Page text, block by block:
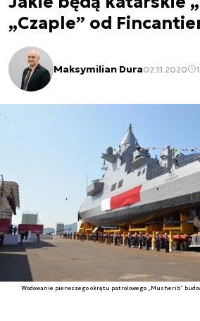
„Czaple” od
Maksymilian Dura02.11.2020
Wodowanie pierwszego okrętu patrolowego „Musherib”